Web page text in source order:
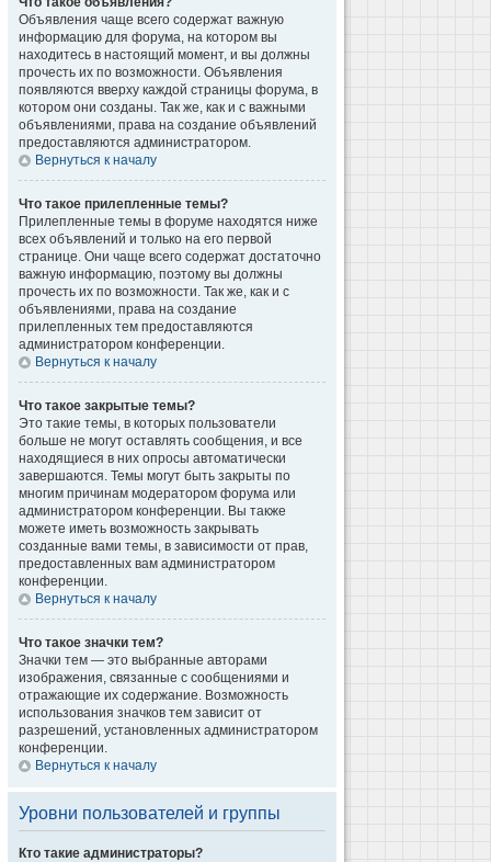
Объявления чаще всего содержат важную
информацию для форума, на котором вы
находитесь в настоящий момент, и вы должны
прочесть их по возможности. Объявления
появляются вверху каждой страницы форума, в
котором они созданы. Так же, как и с важными
объявлениями, права на создание объявлений
предоставляются администратором.
Вернуться к началу
Что такое прилепленные темы?
Прилепленные темы в форуме находятся ниже
всех объявлений и только на его первой
странице. Они чаще всего содержат достаточно
важную информацию, поэтому вы должны
прочесть их по возможности. Так же, как и с
объявлениями, права на создание
прилепленных тем предоставляются
администратором конференции.
Вернуться к началу
Что такое закрытые темы?
Это такие темы, в которых пользователи
больше не могут оставлять сообщения, и все
находящиеся в них опросы автоматически
завершаются. Темы могут быть закрыты по
многим причинам модератором форума или
администратором конференции. Вы также
можете иметь возможность закрывать
созданные вами темы, в зависимости от прав,
предоставленных вам администратором
конференции.
Вернуться к началу
Что такое значки тем?
Значки тем — это выбранные авторами
изображения, связанные с сообщениями и
отражающие их содержание. Возможность
использования значков тем зависит от
разрешений, установленных администратором
конференции.
Вернуться к началу
Уровни пользователей и группы
Кто такие администраторы?